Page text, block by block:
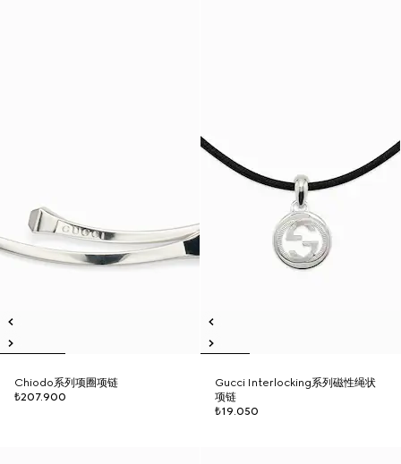
Chiodo系列项圈项链
₺207.900
Gucci Interlocking系列磁性绳状
项链
₺19.050